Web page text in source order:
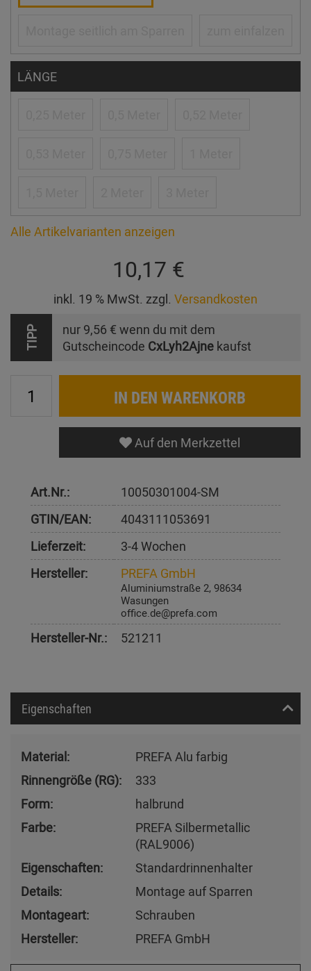
LÄNGE
Alle Artikelvarianten anzeigen
10,17 €
inkl. 19 % MwSt. zzgl. Versandkosten
TIPP nur 9,56 € wenn du mit dem
Gutscheincode CxLyh2Ajne kaufst
IN DEN WARENKORB
Auf den Merkzettel
Art.Nr.:
10050301004-SM
GTIN/EAN:
4043111053691
Lieferzeit:
3-4 Wochen
Hersteller:
PREFA GmbH
Aluminiumstraße 2, 98634
Wasungen
office.de@prefa.com
Hersteller-Nr.: 521211
Eigenschaften
Material:
PREFA Alu farbig
Rinnengröße (RG):
333
Form:
halbrund
Farbe:
PREFA Silbermetallic
(RAL9006)
Eigenschaften:
Standardrinnenhalter
Details:
Montage auf Sparren
Montageart:
Schrauben
Hersteller:
PREFA GmbH